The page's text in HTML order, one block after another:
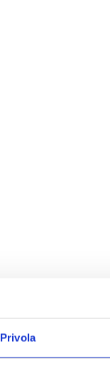
Privola